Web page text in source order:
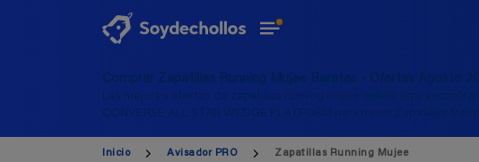
Comprar Zapatillas Running Mujee Baratas - Ofertas Agosto
Las mejores ofertas de zapatillas running mujee online, aquí
CONVERSE ALL STAR WEDGE PLATFORM para mujer Zapatillas trail
Inicio Avisador PRO Zapatillas Running Mujee